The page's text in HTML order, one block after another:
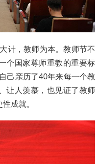
计，教师为本。教师节不
个国家尊师重教的重要标
己亲历了40年来每一个教
让人羡慕，也见证了教师
成就。